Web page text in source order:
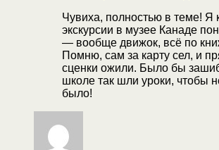
Чувиха, полностью в теме! Я
экскурсии в музее Канаде
— вообще движок, всё по
Помню, сам за карту сел, и
сценки ожили. Было бы
школе так шли уроки, чтобы
было!